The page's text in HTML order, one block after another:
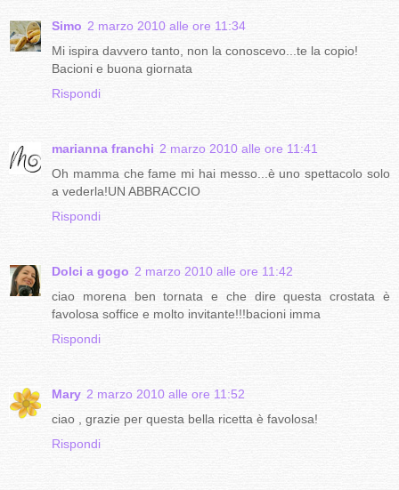
Simo 2 marzo 2010 alle ore 11:34
Mi ispira davvero tanto, non la conoscevo...te la copio!
Bacioni e buona giornata
Rispondi
marianna franchi 2 marzo 2010 alle ore 11:41
Oh mamma che fame mi hai messo...è uno spettacolo solo
a vederla!UN ABBRACCIO
Rispondi
Dolci a gogo 2 marzo 2010 alle ore 11:42
ciao morena ben tornata e che dire questa crostata è
favolosa soffice e molto invitante!!!bacioni imma
Rispondi
Mary 2 marzo 2010 alle ore 11:52
ciao , grazie per questa bella ricetta è favolosa!
Rispondi